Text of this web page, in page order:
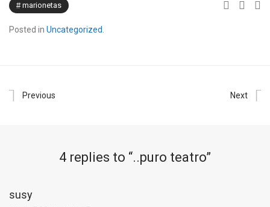
marionetas
Posted in Uncategorized
Previous Next
4 replies to “..puro teatro”
susy